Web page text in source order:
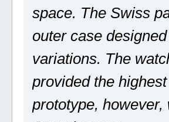
space. The Swiss
outer case
variations. The
provided the
prototype,